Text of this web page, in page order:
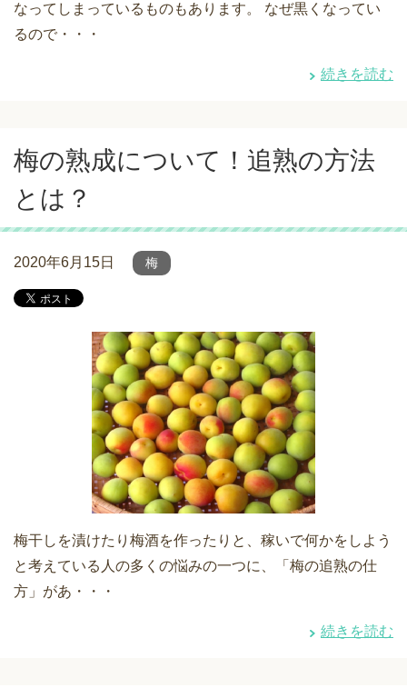
なってしまっているものもあります。 なぜ黒くなってい
るので・・・
続きを読む
梅の熟成について！追熟の方法
とは？
2020年6月15日 梅
梅干しを漬けたり梅酒を作ったりと、稼いで何かをしよう
と考えている人の多くの悩みの一つに、「梅の追熟の仕
方」があ・・・
続きを読む